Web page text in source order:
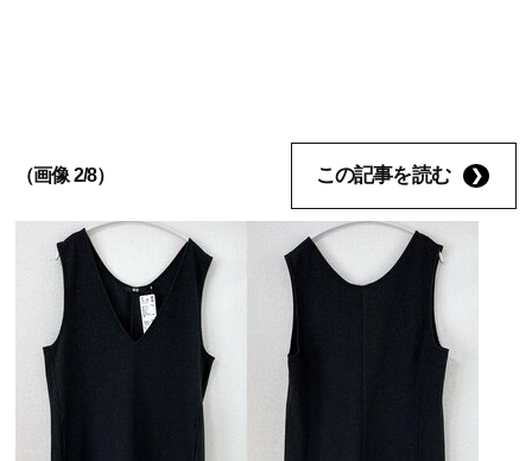
（画像 2/8） この記事を読む